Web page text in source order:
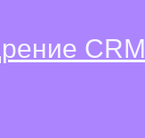
CRM